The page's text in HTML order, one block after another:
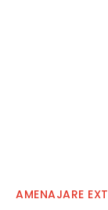
AMENAJARE